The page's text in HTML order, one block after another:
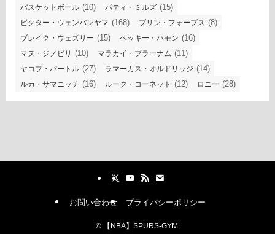
バスケットボール (10) パティ・ミルズ (15)
ビクター・ウェンバンヤマ (168) ブリン・フォーブス (8)
ブレイク・ウェズリー (15) ベッキー・ハモン (16)
マヌ・ジノビリ (10) マラカイ・ブラーナム (11)
ヤコブ・パートル (27) ラマーカス・オルドリッジ (14)
ルカ・サマニッチ (16) ルーク・コーネット (12) ロニー (28)
お問い合わせ プライバシーポリシー
©【NBA】SPURS-GYM.